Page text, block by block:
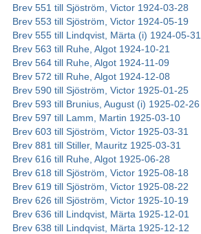
Brev 551 till Sjöström, Victor 1924-03-28
Brev 553 till Sjöström, Victor 1924-05-19
Brev 555 till Lindqvist, Märta (i) 1924-05-31
Brev 563 till Ruhe, Algot 1924-10-21
Brev 564 till Ruhe, Algot 1924-11-09
Brev 572 till Ruhe, Algot 1924-12-08
Brev 590 till Sjöström, Victor 1925-01-25
Brev 593 till Brunius, August (i) 1925-02-26
Brev 597 till Lamm, Martin 1925-03-10
Brev 603 till Sjöström, Victor 1925-03-31
Brev 881 till Stiller, Mauritz 1925-03-31
Brev 616 till Ruhe, Algot 1925-06-28
Brev 618 till Sjöström, Victor 1925-08-18
Brev 619 till Sjöström, Victor 1925-08-22
Brev 626 till Sjöström, Victor 1925-10-19
Brev 636 till Lindqvist, Märta 1925-12-01
Brev 638 till Lindqvist, Märta 1925-12-12